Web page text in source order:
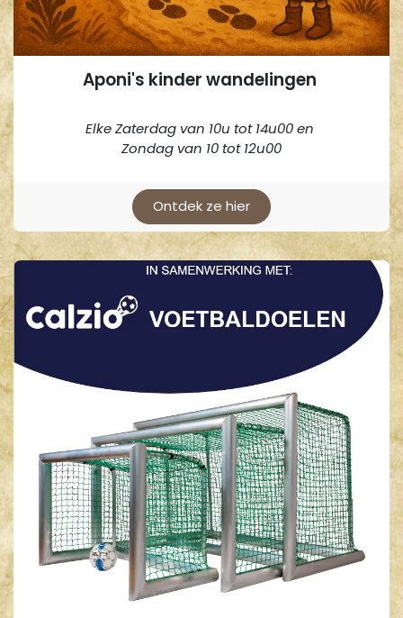
Aponi's kinder wandelingen
Elke Zaterdag van 10u tot 14u00 en
Zondag van 10 tot 12u00
Ontdek ze hier